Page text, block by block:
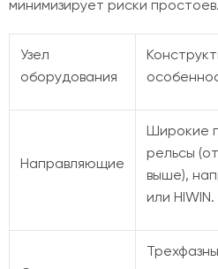
минимизирует риски простоев.
Узел
оборудования
Направляющие
Широкие
рельсы
выше),
или HIWIN.